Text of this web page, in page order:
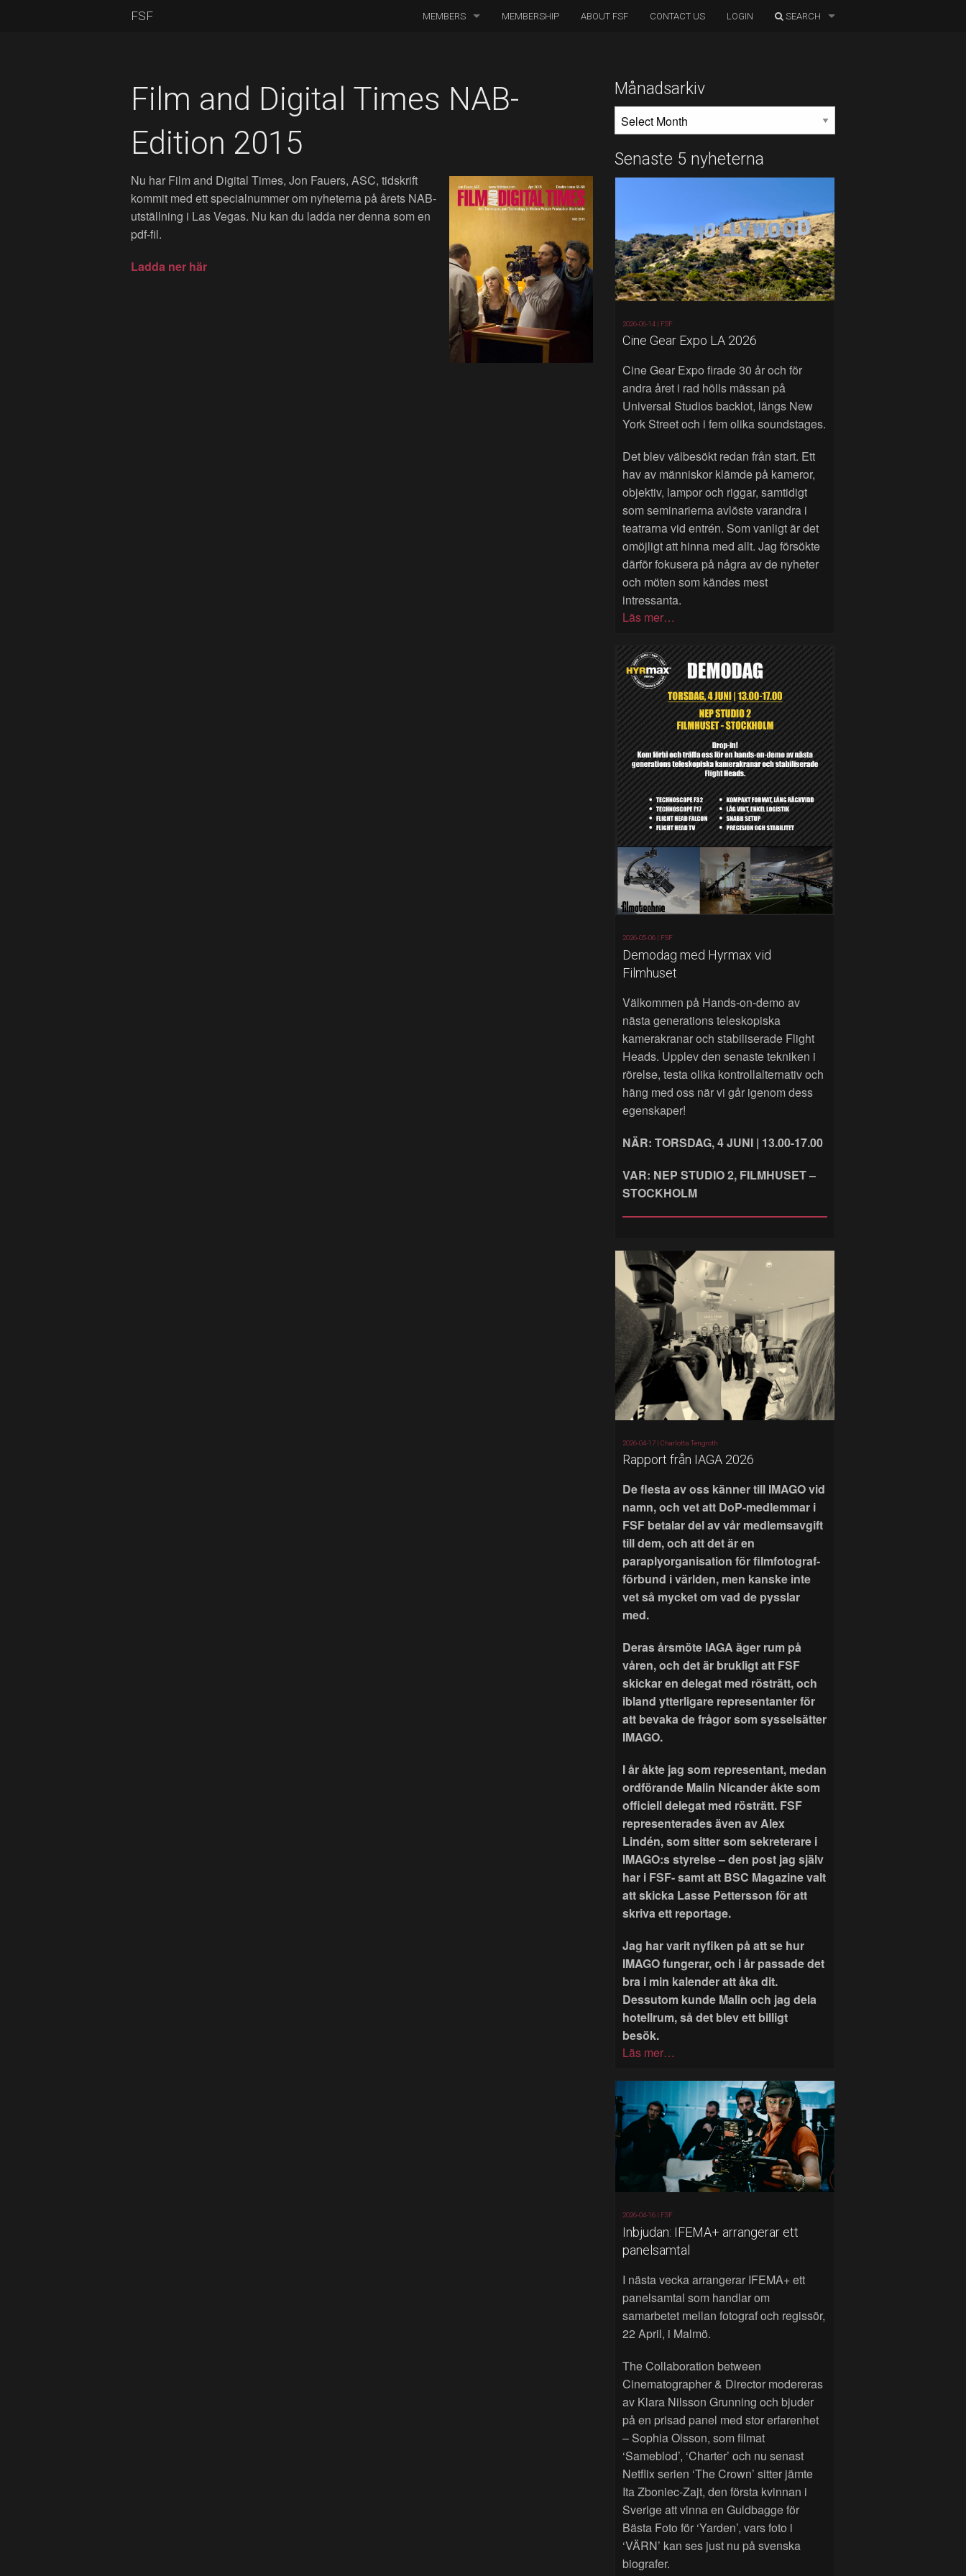
FSF MEMBERS
ASSOCIATED MEMBERS
BOARD MEMBERS
IN MEMORIAM
MEMBERSHIP ABOUT FSF CONTACT US LOGIN SEARCH
Film and Digital Times NAB-
Edition 2015
Nu har Film and Digital Times, Jon Fauers, ASC, tidskrift
kommit med ett specialnummer om nyheterna på årets NAB-
utställning i Las Vegas. Nu kan du ladda ner denna som en
pdf-fil.
Ladda ner här
Månadsarkiv
Senaste 5 nyheterna
2026-06-14 | FSF
Cine Gear Expo LA 2026
Cine Gear Expo firade 30 år och för
andra året i rad hölls mässan på
Universal Studios backlot, längs New
York Street och i fem olika soundstages.
Det blev välbesökt redan från start. Ett
hav av människor klämde på kameror,
objektiv, lampor och riggar, samtidigt
som seminarierna avlöste varandra i
teatrarna vid entrén. Som vanligt är det
omöjligt att hinna med allt. Jag försökte
därför fokusera på några av de nyheter
och möten som kändes mest
intressanta.
Läs mer…
2026-05-06 | FSF
Demodag med Hyrmax vid
Filmhuset
Välkommen på Hands‑on‑demo av
nästa generations teleskopiska
kamerakranar och stabiliserade Flight
Heads. Upplev den senaste tekniken i
rörelse, testa olika kontrollalternativ och
häng med oss när vi går igenom dess
egenskaper!
NÄR: TORSDAG, 4 JUNI | 13.00-17.00
VAR: NEP STUDIO 2, FILMHUSET –
STOCKHOLM
2026-04-17 |Charlotta Tengroth
Rapport från IAGA 2026
De flesta av oss känner till IMAGO vid
namn, och vet att DoP-medlemmar i
FSF betalar del av vår medlemsavgift
till dem, och att det är en
paraplyorganisation för filmfotograf-
förbund i världen, men kanske inte
vet så mycket om vad de pysslar
med.
Deras årsmöte IAGA äger rum på
våren, och det är brukligt att FSF
skickar en delegat med rösträtt, och
ibland ytterligare representanter för
att bevaka de frågor som sysselsätter
IMAGO.
I år åkte jag som representant, medan
ordförande Malin Nicander åkte som
officiell delegat med rösträtt. FSF
representerades även av Alex
Lindén, som sitter som sekreterare i
IMAGO:s styrelse – den post jag själv
har i FSF- samt att BSC Magazine valt
att skicka Lasse Pettersson för att
skriva ett reportage.
Jag har varit nyfiken på att se hur
IMAGO fungerar, och i år passade det
bra i min kalender att åka dit.
Dessutom kunde Malin och jag dela
hotellrum, så det blev ett billigt
besök.
Läs mer…
2026-04-16 | FSF
Inbjudan: IFEMA+ arrangerar ett
panelsamtal
I nästa vecka arrangerar IFEMA+ ett
panelsamtal som handlar om
samarbetet mellan fotograf och regissör,
22 April, i Malmö.
The Collaboration between
Cinematographer & Director modereras
av Klara Nilsson Grunning och bjuder
på en prisad panel med stor erfarenhet
– Sophia Olsson, som filmat
‘Sameblod’, ‘Charter’ och nu senast
Netflix serien ‘The Crown’ sitter jämte
Ita Zboniec-Zajt, den första kvinnan i
Sverige att vinna en Guldbagge för
Bästa Foto för ‘Yarden’, vars foto i
‘VÄRN’ kan ses just nu på svenska
biografer.